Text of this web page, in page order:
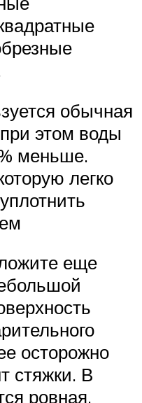
обычная
этом воды
меньше.
легко
еще
осторожно
стяжки. В
ровная,